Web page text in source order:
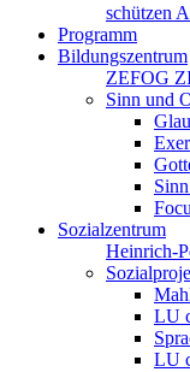
schützen
Programm
Bildungszentrum
ZEFOG
Sinn und
Sozialzentrum
Heinrich-
LU
LU